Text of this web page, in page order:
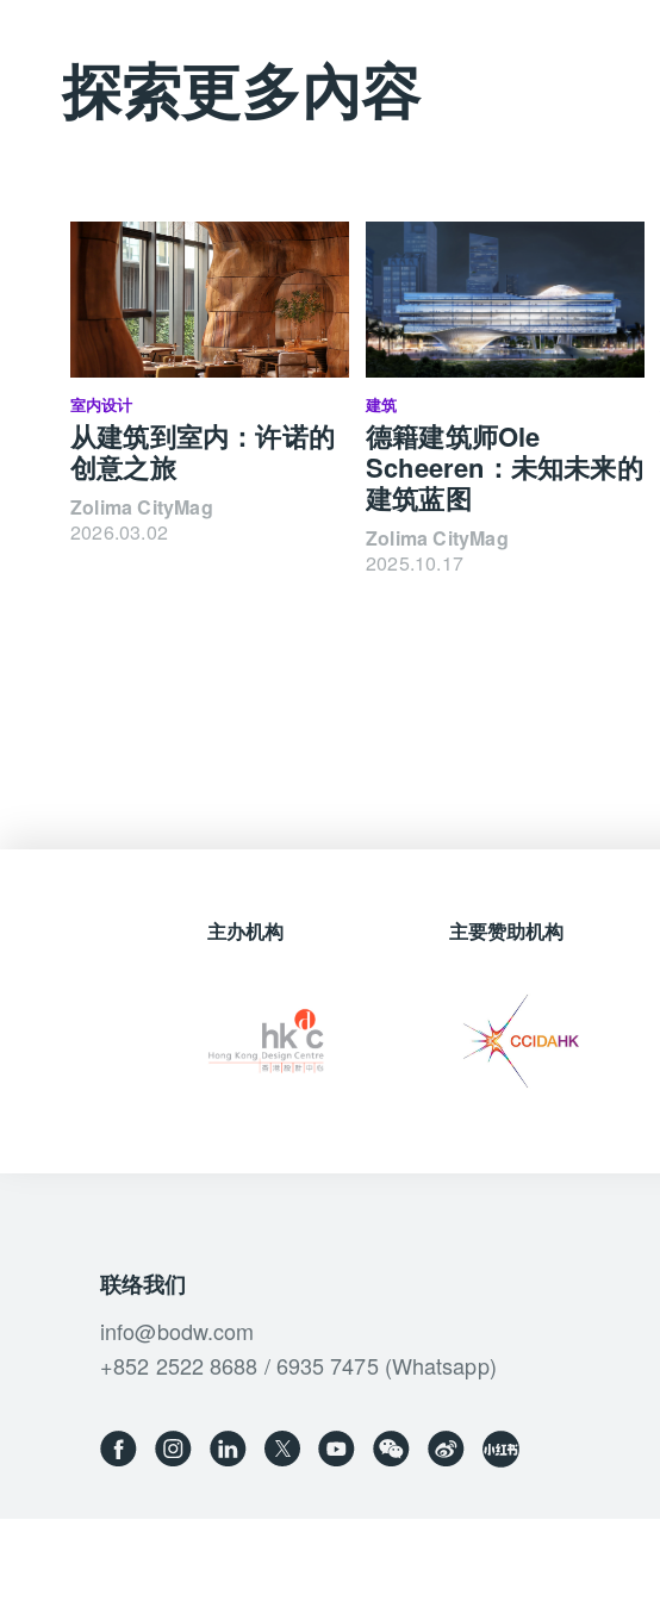
探索更多內容
室内设计
从建筑到室内：许诺的
创意之旅
Zolima CityMag
2026.03.02
建筑
德籍建筑师Ole
Scheeren：未知未来的
建筑蓝图
Zolima CityMag
2025.10.17
主办机构 主要赞助机构
联络我们
info@bodw.com
+852 2522 8688 / 6935 7475 (Whatsapp)